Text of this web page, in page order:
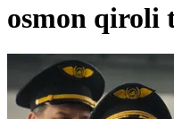
osmon qiroli